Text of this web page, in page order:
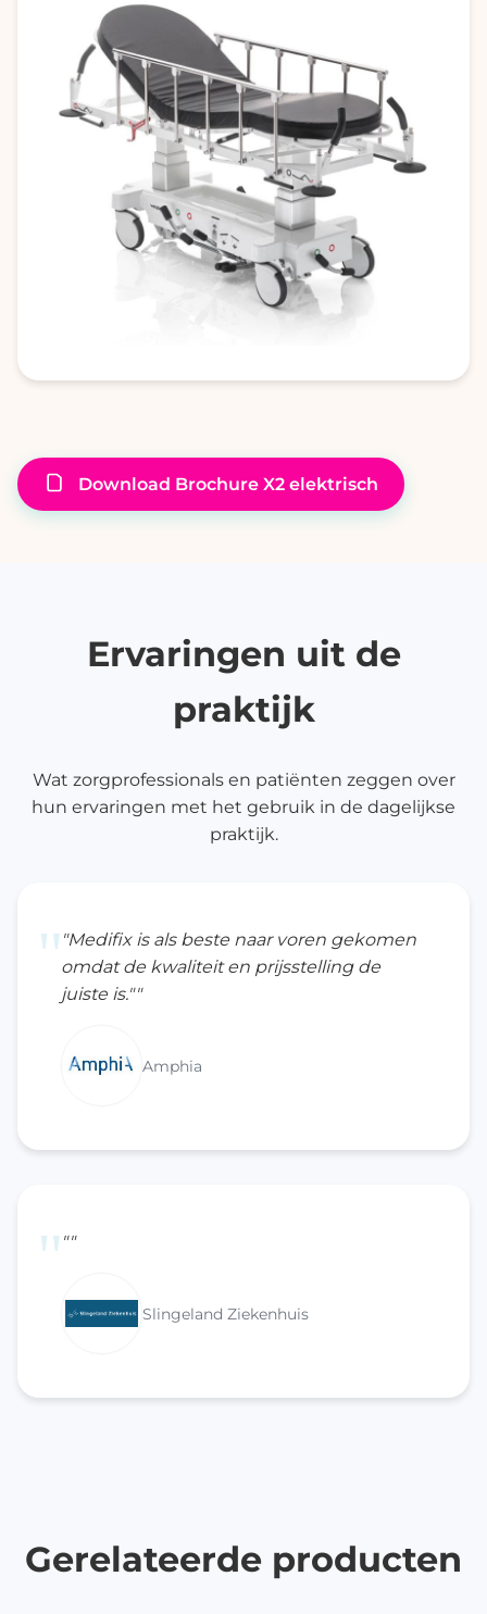
Download Brochure X2 elektrisch
Ervaringen uit de
praktijk
Wat zorgprofessionals en patiënten zeggen over
hun ervaringen met het gebruik in de dagelijkse
praktijk.
""Medifix is als beste naar voren gekomen
omdat de kwaliteit en prijsstelling de
juiste is.""
Amphia
" ""
Slingeland Ziekenhuis
Gerelateerde producten